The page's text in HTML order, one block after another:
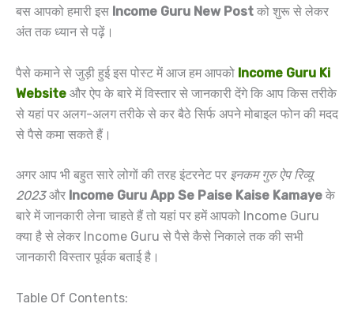
बस आपको हमारी इस Income Guru New Post को शुरू से लेकर
अंत तक ध्यान से पढ़ें।
पैसे कमाने से जुड़ी हुई इस पोस्ट में आज हम आपको Income Guru Ki
Website और ऐप के बारे में विस्तार से जानकारी देंगे कि आप किस तरीके
से यहां पर अलग-अलग तरीके से कर बैठे सिर्फ अपने मोबाइल फोन की मदद
से पैसे कमा सकते हैं।
अगर आप भी बहुत सारे लोगों की तरह इंटरनेट पर इनकम गुरु ऐप रिव्यू
2023और Income Guru App Se Paise Kaise Kamaye के
बारे में जानकारी लेना चाहते हैं तो यहां पर हमें आपको Income Guru
क्या है से लेकर Income Guru से पैसे कैसे निकाले तक की सभी
जानकारी विस्तार पूर्वक बताई है।
Table Of Contents: